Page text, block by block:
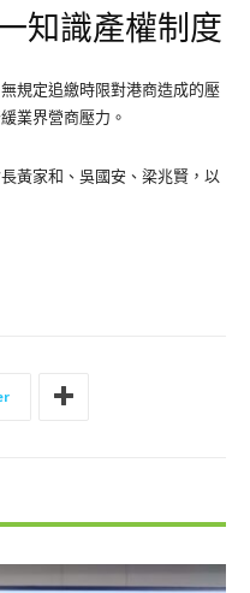
知識產權制度
規定追繳時限對港商造成的壓
業界營商壓力。
黃家和、吳國安、梁兆賢，以